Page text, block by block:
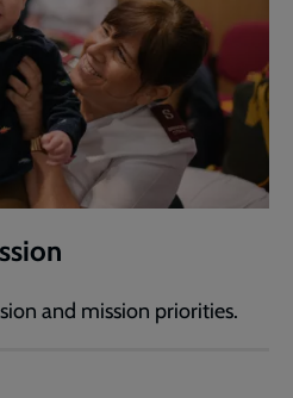
and mission priorities.